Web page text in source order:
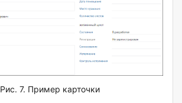
Рис. 7. Пример карточки